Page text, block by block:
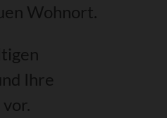
Wohnort.
Ihre